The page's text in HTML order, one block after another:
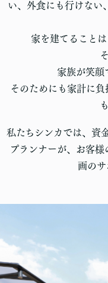
い、外食にも行けない
家を建てることは
家族が笑顔
そのためにも家計に
私たちシンカでは、資
プランナーが、お客
画のサ